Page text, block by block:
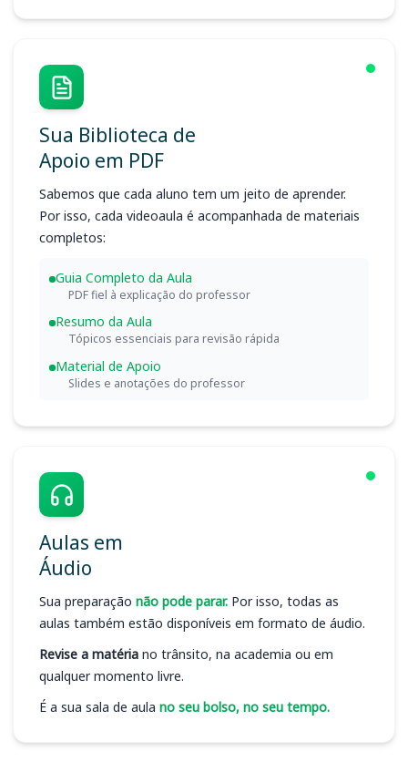
Sua Biblioteca de
Apoio em PDF
Sabemos que cada aluno tem um jeito de aprender.
Por isso, cada videoaula é acompanhada de materiais
completos:
Guia Completo da Aula
PDF fiel à explicação do professor
Resumo da Aula
Tópicos essenciais para revisão rápida
Material de Apoio
Slides e anotações do professor
Aulas em
Áudio
Sua preparação não pode parar. Por isso, todas as
aulas também estão disponíveis em formato de áudio.
Revise a matéria no trânsito, na academia ou em
qualquer momento livre.
É a sua sala de aula no seu bolso, no seu tempo.